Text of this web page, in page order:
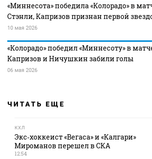
«Миннесота» победила «Колорадо» в
Стэнли, Капризов признан первой
10 мая 2026
«Колорадо» победил «Миннесоту» в
Капризов и Ничушкин забили голы
06 мая 2026
ЧИТАТЬ ЕЩЕ
КХЛ
Экс‑хоккеист «Вегаса» и «Калгари»
Мироманов перешел в СКА
12:54